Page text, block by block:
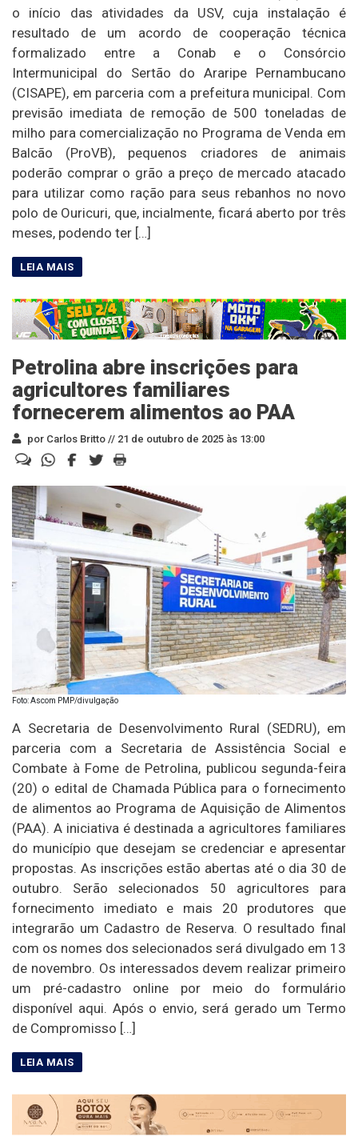
o início das atividades da USV, cuja instalação é
resultado de um acordo de cooperação técnica
formalizado entre a Conab e o Consórcio
Intermunicipal do Sertão do Araripe Pernambucano
(CISAPE), em parceria com a prefeitura municipal. Com
previsão imediata de remoção de 500 toneladas de
milho para comercialização no Programa de Venda em
Balcão (ProVB), pequenos criadores de animais
poderão comprar o grão a preço de mercado atacado
para utilizar como ração para seus rebanhos no novo
polo de Ouricuri, que, incialmente, ficará aberto por três
meses, podendo ter […]
Petrolina abre inscrições para
agricultores familiares
fornecerem alimentos ao PAA
por Carlos Britto // 21 de outubro de 2025 às 13:00
Foto: Ascom PMP/divulgação
A Secretaria de Desenvolvimento Rural (SEDRU), em
parceria com a Secretaria de Assistência Social e
Combate à Fome de Petrolina, publicou segunda-feira
(20) o edital de Chamada Pública para o fornecimento
de alimentos ao Programa de Aquisição de Alimentos
(PAA). A iniciativa é destinada a agricultores familiares
do município que desejam se credenciar e apresentar
propostas. As inscrições estão abertas até o dia 30 de
outubro. Serão selecionados 50 agricultores para
fornecimento imediato e mais 20 produtores que
integrarão um Cadastro de Reserva. O resultado final
com os nomes dos selecionados será divulgado em 13
de novembro. Os interessados devem realizar primeiro
um pré-cadastro online por meio do formulário
disponível aqui. Após o envio, será gerado um Termo
de Compromisso […]